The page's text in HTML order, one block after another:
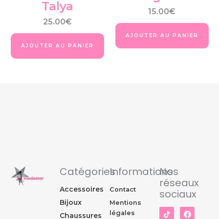
Talya
25.00€
AJOUTER AU PANIER
produit
15.00€
AJOUTER AU PANIER
Catégories
Accessoires
Bijoux
Chaussures
Informations
Contact
Mentions
légales
Nos
réseaux
sociaux
F
I